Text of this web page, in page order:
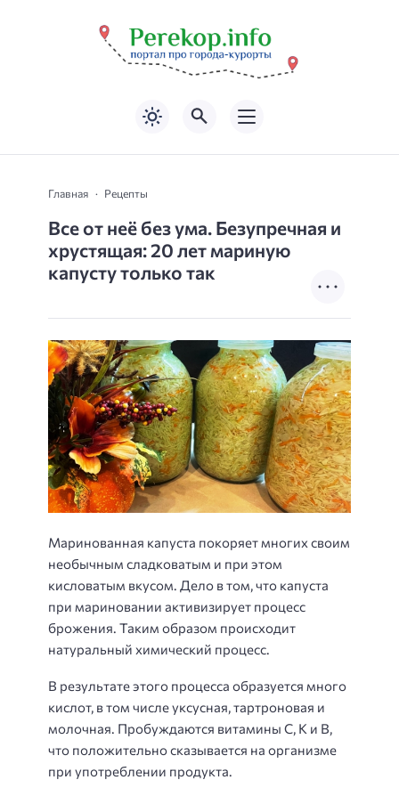
Главная Рецепты
Все от неё без ума. Безупречная и
хрустящая: 20 лет мариную
капусту только так
Маринованная капуста покоряет многих своим
необычным сладковатым и при этом
кисловатым вкусом. Дело в том, что капуста
при мариновании активизирует процесс
брожения. Таким образом происходит
натуральный химический процесс.
В результате этого процесса образуется много
кислот, в том числе уксусная, тартроновая и
молочная. Пробуждаются витамины С, К и В,
что положительно сказывается на организме
при употреблении продукта.